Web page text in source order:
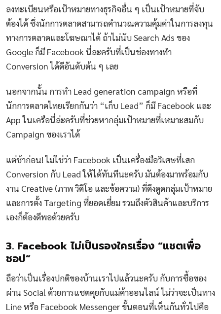
ลงทะเบียนหรือเป้าหมายทางธุรกิจอื่น ๆ เป็นเป้าหมายที่จับ
ต้องได้ ซึ่งนักการตลาดสามารถคำนวณความคุ้มค่าในการลงทุน
ทางการตลาดและโฆษณาได้ ถ้าไม่นับ Search Ads ของ
Google ก็มี Facebook นี่ละครับที่เป็นช่องทางทำ
Conversion ได้ดีอันดับต้น ๆ เลย
นอกจากนั้น การทำ Lead generation campaign หรือที่
นักการตลาดไทยเรียกกันว่า “เก็บ Lead” ก็มี Facebook และ
App ในเครือนี่ล่ะครับที่ช่วยหากลุ่มเป้าหมายที่เหมาะสมกับ
Campaign ของเราได้
แต่ช้าก่อน! ไม่ใช่ว่า Facebook เป็นเครื่องมือวิเศษที่เสก
Conversion กับ Lead ให้ได้ทันทีนะครับ มันต้องมาพร้อมกับ
งาน Creative (ภาพ วิดีโอ และข้อความ) ที่ดึงดูดกลุ่มเป้าหมาย
และการตั้ง Targeting ที่ยอดเยี่ยมรวมถึงตัวสินค้าและบริการ
เองก็ต้องดีพอด้วยครับ
3. Facebook ไม่เป็นรองใครเรื่อง “แชตเพื่อ
ชอป”
ถือว่าเป็นเรื่องปกติของบ้านเราไปแล้วนะครับ กับการซื้อของ
ผ่าน Social ด้วยการแชตคุยกับแม่ค้าออนไลน์ ไม่ว่าจะเป็นทาง
Line หรือ Facebook Messenger ขั้นตอนที่เห็นกันทั่วไปคือ